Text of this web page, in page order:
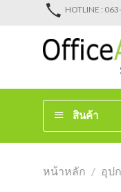
HOTLINE :
สินค้า
หน้าหลัก / อุป